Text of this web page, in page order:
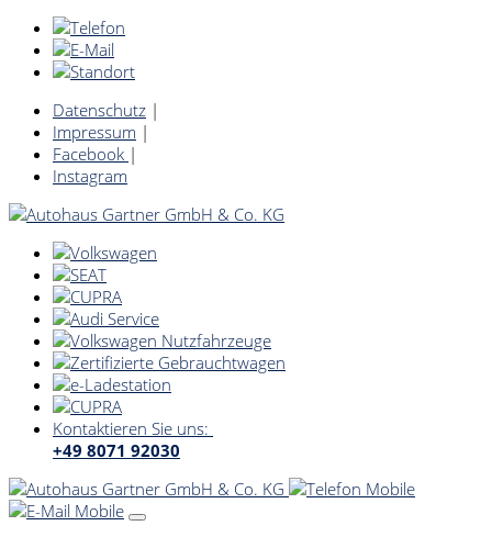
Datenschutz |
Impressum |
Facebook |
Instagram
Kontaktieren Sie uns:
+49 8071 92030